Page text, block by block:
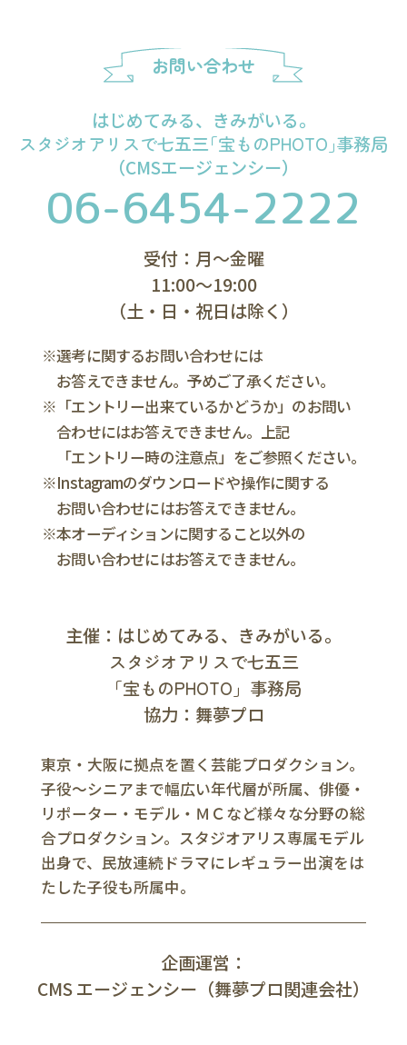
お問い合わせ
はじめてみる、きみがいる。
スタジオアリスで七五三「宝ものPHOTO 」事務局
（CMSエージェンシー）
06-6454-2222
受付：月～金曜
11:00～19:00
（土・日・祝日は除く）
選考に関するお問い合わせには
お答えできません。予めご了承ください。
「エントリー出来ているかどうか」のお問い
合わせにはお答えできません。 上記
「エントリー時の注意点」をご参照ください。
Instagramのダウンロードや操作に関する
お問い合わせにはお答えできません。
本オーディションに関すること以外の
お問い合わせにはお答えできません。
主催：はじめてみる、きみがいる。
スタジオアリスで七五三
「宝ものPHOTO」事務局
協力：舞夢プロ
東京・大阪に拠点を置く芸能プロダクション。
子役～シニアまで幅広い年代層が所属、俳優・
リポーター・モデル・ＭＣなど様々な分野の総
合プロダクション。スタジオアリス専属モデル
出身で、民放連続ドラマにレギュラー出演をは
たした子役も所属中。
企画運営：
CMS エージェンシー（舞夢プロ関連会社）